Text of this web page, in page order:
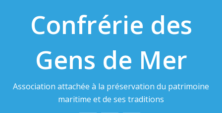
Confrérie des
Gens de Mer
Association attachée à la préservation du patrimoine
maritime et de ses traditions